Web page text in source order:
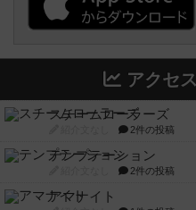
アクセ
スチームローラーズ
2件の投稿
テンプテーション
2件の投稿
アマナイト